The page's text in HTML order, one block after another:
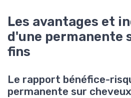
Les avantages et
d'une permanente
fins
Le rapport bénéfice-
permanente sur